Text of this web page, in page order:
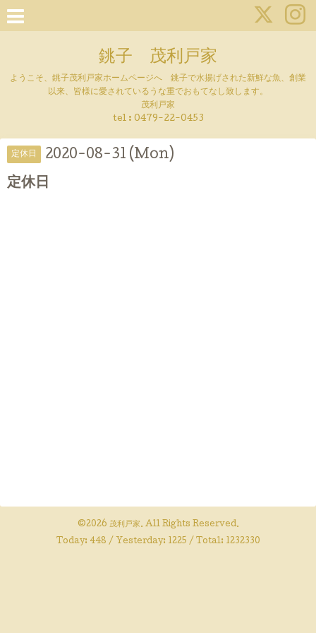
銚子 茂利戸家
ようこそ、銚子茂利戸家ホームページへ 銚子で水揚げされた新鮮な魚、創業
以来、皆様に愛されているうな重でおもてなし致します。
茂利戸家
tel : 0479-22-0453
定休日 2020-08-31 (Mon)
定休日
©2026 茂利戸家. All Rights Reserved.
Today: 448 / Yesterday: 1225 / Total: 1232330